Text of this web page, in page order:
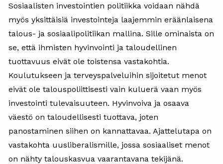
Sosiaalisten investointien politiikka voidaan nähdä
myös yksittäisiä investointeja laajemmin eräänlaisena
talous- ja sosiaalipolitiikan mallina. Sille ominaista on
se, että ihmisten hyvinvointi ja taloudellinen
tuottavuus eivät ole toistensa vastakohtia.
Koulutukseen ja terveyspalveluihin sijoitetut menot
eivät ole talouspoliittisesti vain kuluerä vaan myös
investointi tulevaisuuteen. Hyvinvoiva ja osaava
väestö on taloudellisesti tuottava, joten
panostaminen siihen on kannattavaa. Ajattelutapa on
vastakohta uusliberalismille, jossa sosiaaliset menot
on nähty talouskasvua vaarantavana tekijänä.